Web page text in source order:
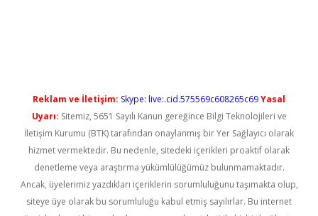
Reklam ve İletişim: Skype: live:.cid.575569c608265c69Yasal
Uyarı: Sitemiz, 5651 Sayılı Kanun gereğince Bilgi Teknolojileri ve
İletişim Kurumu (BTK) tarafından onaylanmış bir Yer Sağlayıcı olarak
hizmet vermektedir. Bu nedenle, sitedeki içerikleri proaktif olarak
denetleme veya araştırma yükümlülüğümüz bulunmamaktadır.
Ancak, üyelerimiz yazdıkları içeriklerin sorumluluğunu taşımakta olup,
siteye üye olarak bu sorumluluğu kabul etmiş sayılırlar. Bu internet